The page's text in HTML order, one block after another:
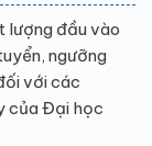
lượng đầu vào
ngưỡng
với các
của Đại học